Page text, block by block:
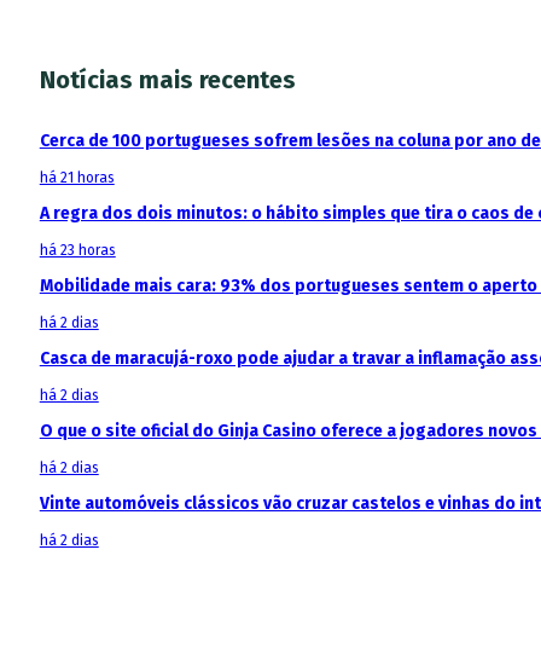
Notícias mais recentes
Cerca de 100 portugueses sofrem lesões na coluna por ano
há 21 horas
A regra dos dois minutos: o hábito simples que tira o caos de
há 23 horas
Mobilidade mais cara: 93% dos portugueses sentem o
há 2 dias
Casca de maracujá-roxo pode ajudar a travar a inflamação
há 2 dias
O que o site oficial do Ginja Casino oferece a jogadores
há 2 dias
Vinte automóveis clássicos vão cruzar castelos e vinhas do
há 2 dias